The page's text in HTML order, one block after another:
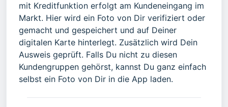
mit Kreditfunktion erfolgt am Kundeneingang im
Markt. Hier wird ein Foto von Dir verifiziert oder
gemacht und gespeichert und auf Deiner
digitalen Karte hinterlegt. Zusätzlich wird Dein
Ausweis geprüft. Falls Du nicht zu diesen
Kundengruppen gehörst, kannst Du ganz einfach
selbst ein Foto von Dir in die App laden.